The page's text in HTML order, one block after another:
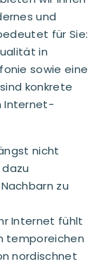
und
für Sie:
in
sowie eine
konkrete
Internet-
nicht
zu
Internet fühlt
temporeichen
nordischnet